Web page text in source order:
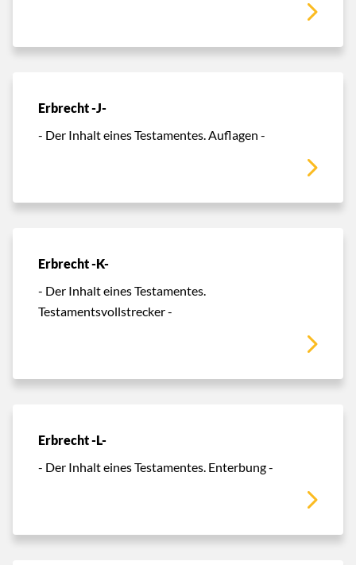
Erbrecht -J-
- Der Inhalt eines Testamentes. Auflagen -
Erbrecht -K-
- Der Inhalt eines Testamentes.
Testamentsvollstrecker -
Erbrecht -L-
- Der Inhalt eines Testamentes. Enterbung -